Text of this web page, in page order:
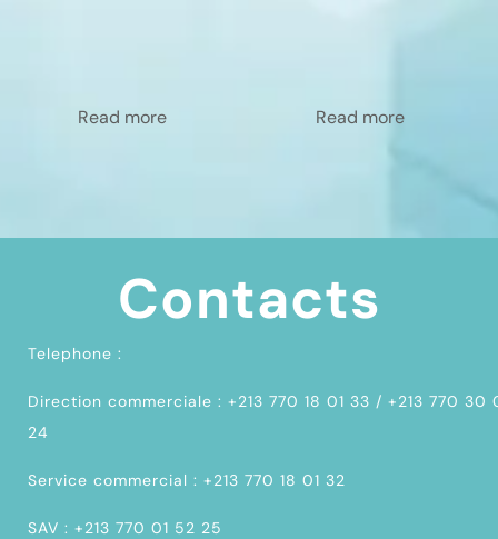
Read more Read more
Contacts
Telephone :
Direction commerciale : +213 770 18 01 33 / +213 770 30
24
Service commercial : +213 770 18 01 32
SAV : +213 770 01 52 25